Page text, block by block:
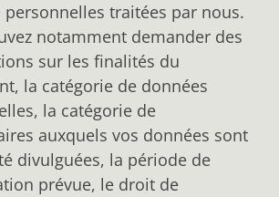
personnelles traitées par nous.
notamment demander des
sur les finalités du
la catégorie de données
la catégorie de
auxquels vos données sont
divulguées, la période de
prévue, le droit de